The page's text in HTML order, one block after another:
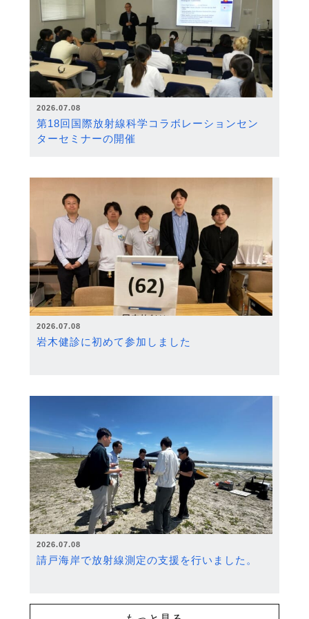
2026.07.08
第18回国際放射線科学コラボレーションセン
ターセミナーの開催
2026.07.08
岩木健診に初めて参加しました
2026.07.08
請戸海岸で放射線測定の支援を行いました。